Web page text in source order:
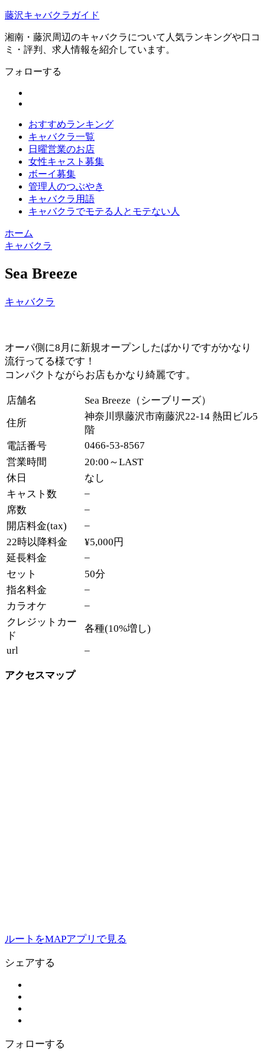
藤沢キャバクラガイド
湘南・藤沢周辺のキャバクラについて人気ランキングや口コ
ミ・評判、求人情報を紹介しています。
フォローする
おすすめランキング
キャバクラ一覧
日曜営業のお店
女性キャスト募集
ボーイ募集
管理人のつぶやき
キャバクラ用語
キャバクラでモテる人とモテない人
ホーム
キャバクラ
Sea Breeze
キャバクラ
オーパ側に8月に新規オープンしたばかりですがかなり
流行ってる様です！
コンパクトながらお店もかなり綺麗です。
店舗名
Sea Breeze（シーブリーズ）
住所
神奈川県藤沢市南藤沢22-14 熱田ビル5
階
電話番号
0466-53-8567
営業時間
20:00～LAST
休日
なし
キャスト数
–
席数
–
開店料金(tax)
–
22時以降料金
¥5,000円
延長料金
–
セット
50分
指名料金
–
カラオケ
–
クレジットカー
ド
各種(10%増し)
url
–
アクセスマップ
ルートをMAPアプリで見る
シェアする
フォローする